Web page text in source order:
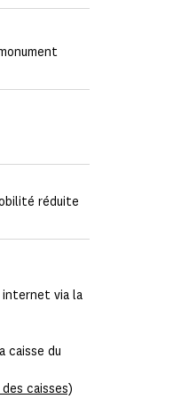
réduite
internet via la
caisse du
caisses)